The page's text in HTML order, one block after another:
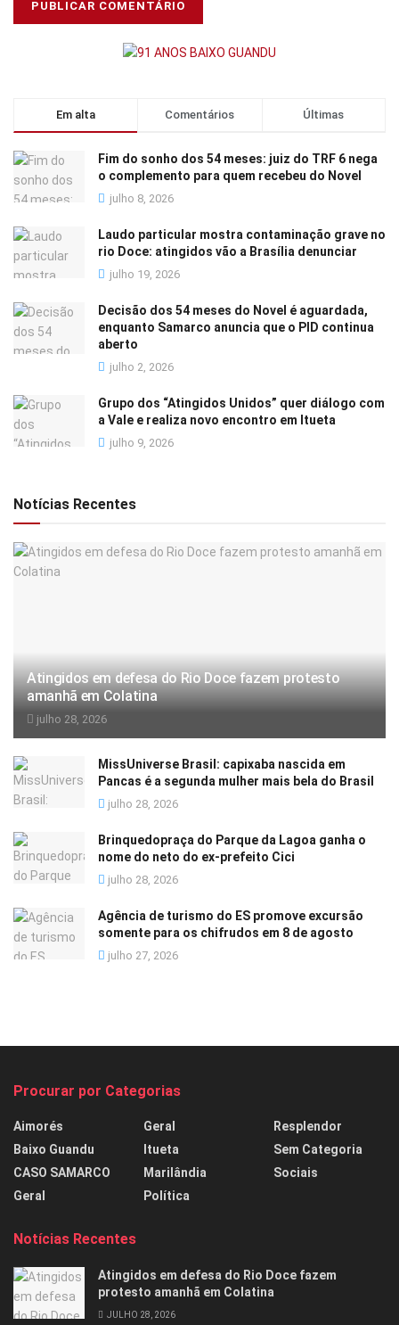
Em alta Comentários Últimas
Fim do sonho dos 54 meses: juiz do TRF 6 nega
o complemento para quem recebeu do Novel
julho 8, 2026
Laudo particular mostra contaminação grave no
rio Doce: atingidos vão a Brasília denunciar
julho 19, 2026
Decisão dos 54 meses do Novel é aguardada,
enquanto Samarco anuncia que o PID continua
aberto
julho 2, 2026
Grupo dos “Atingidos Unidos” quer diálogo com
a Vale e realiza novo encontro em Itueta
julho 9, 2026
Notícias Recentes
Atingidos em defesa do Rio Doce fazem protesto
amanhã em Colatina
julho 28, 2026
MissUniverse Brasil: capixaba nascida em
Pancas é a segunda mulher mais bela do Brasil
julho 28, 2026
Brinquedopraça do Parque da Lagoa ganha o
nome do neto do ex-prefeito Cici
julho 28, 2026
Agência de turismo do ES promove excursão
somente para os chifrudos em 8 de agosto
julho 27, 2026
Procurar por Categorias
Aimorés
Baixo Guandu
CASO SAMARCO
Geral
Geral
Itueta
Marilândia
Política
Resplendor
Sem Categoria
Sociais
Notícias Recentes
Atingidos em defesa do Rio Doce fazem
protesto amanhã em Colatina
JULHO 28, 2026